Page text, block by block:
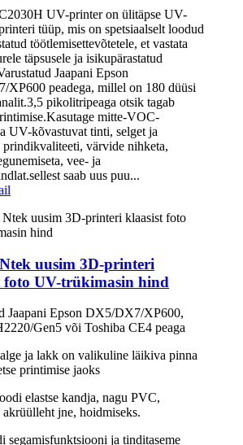
UV-printer on ülitäpse UV-
tüüp, mis on spetsiaalselt loodud
töötlemisettevõtetele, et vastata
täpsusele ja isikupärastatud
Jaapani Epson
XP600 peadega, millel on 180 düüsi
pikolitripeaga otsik tagab
mitte-VOC-
UV-kõvastuvat tinti, selget ja
värvide nihketa,
vee- ja
saab uus puu...
uusim 3D-printeri
foto UV-trükimasin hind
Jaapani Epson DX5/DX7/XP600,
Gen5 või Toshiba CE4 peaga
ja lakk on valikuline läikiva pinna
printimise jaoks
elastse kandja, nagu PVC,
akrüülleht jne, hoidmiseks.
segamisfunktsiooni ja tinditaseme